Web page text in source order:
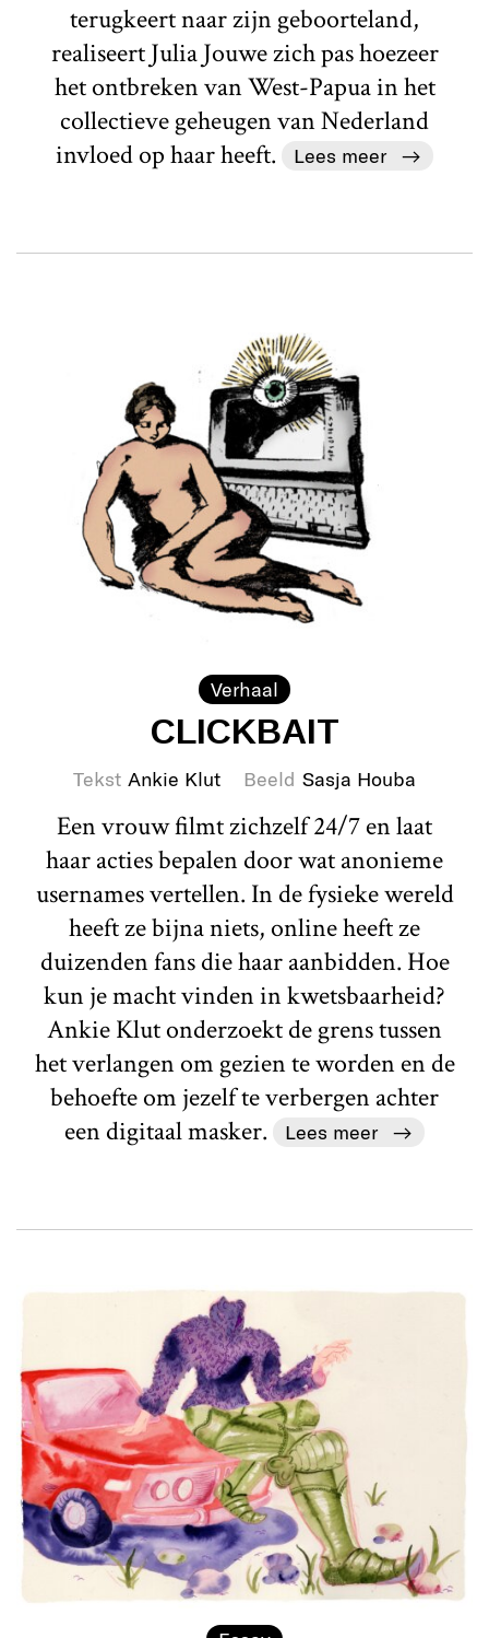
terugkeert naar zijn geboorteland,
realiseert Julia Jouwe zich pas hoezeer
het ontbreken van West-Papua in het
collectieve geheugen van Nederland
invloed op haar heeft.
Lees meer
Verhaal
CLICKBAIT
Tekst Ankie Klut Beeld Sasja Houba
Een vrouw filmt zichzelf 24/7 en laat
haar acties bepalen door wat anonieme
usernames vertellen. In de fysieke wereld
heeft ze bijna niets, online heeft ze
duizenden fans die haar aanbidden. Hoe
kun je macht vinden in kwetsbaarheid?
Ankie Klut onderzoekt de grens tussen
het verlangen om gezien te worden en de
behoefte om jezelf te verbergen achter
een digitaal masker.
Lees meer